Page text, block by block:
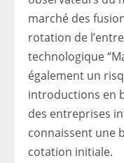
marché des
rotation de
technologique
également un
introductions en
des entreprises
connaissent une
cotation initiale.